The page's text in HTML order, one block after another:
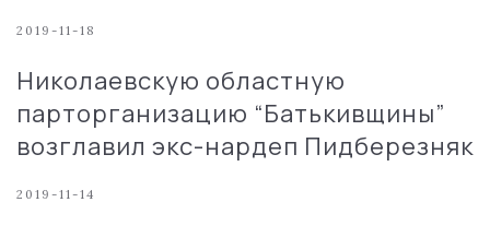
2019-11-18
Николаевскую областную
парторганизацию “Батькивщины”
возглавил экс-нардеп Пидберезняк
2019-11-14